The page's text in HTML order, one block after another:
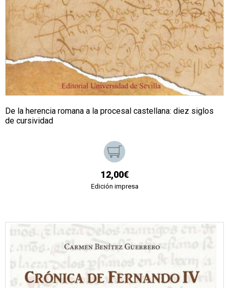
De la herencia romana a la procesal castellana: diez siglos
de cursividad
12,00€
Edición impresa